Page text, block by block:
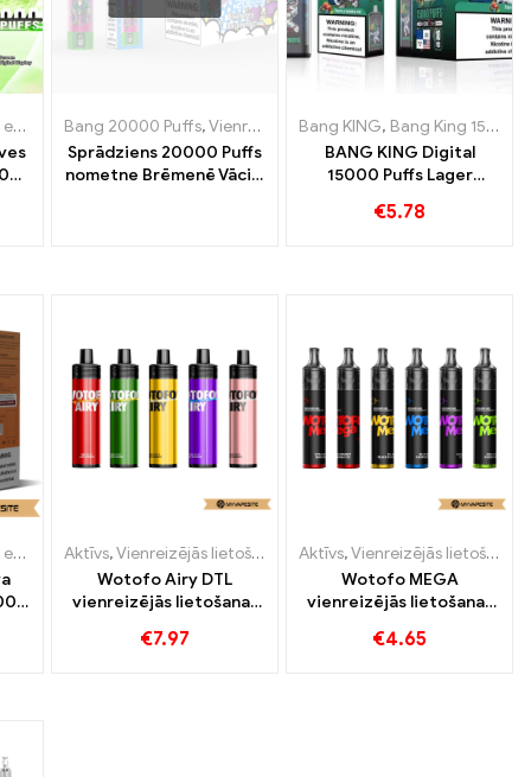
lietošanas e-cigaretes Luksemburga,Vienreizējās
lietošanas e-cigaretes,Vienreizējās lietošanas e-cigaretes
Vienreizējās lietošanas e-cigarete ar nikotīnu ,Vienreizējās lietošanas e-cigaretes,
Bang 20000 Puffs,Vienreizējās lietošanas e-cigarete ar nikotīnu
Sprādziens 20000 Puffs
nometne Brēmenē Vācijā
Bang KING, Bang King 15000 Puffs
BANG KING Digital
15000 Puffs Lager
vilciena baudas
€5.78
lietošanas e-cigaretes,Pod
cigarete ar nikotīnu,Vienreizējās lietošanas e-cigaretes
Vienreizējās lietošanas e-cigarete ar nikotīnu ,Vienreizējās lietošanas e-cigaretes, Satur N
Aktīvs,Vienreizējās lietošanas e-cigarete ar nikotīnu ,
Wotofo Airy DTL
vienreizējās lietošanas
vienreizējās lietošanas
€7.97
Aktīvs,Vienreizējās lietošanas e-cigarete ar nikotīnu
Wotofo MEGA
vienreizējās lietošanas
cigarešu
€4.65